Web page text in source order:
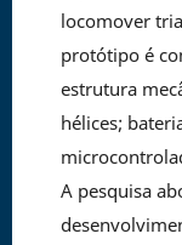
locomover
protótipo é
estrutura
hélices;
A pesquisa